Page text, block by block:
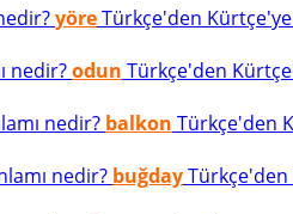
yöreTürkçe'den
nedir?odun Türkçe'den
nedir? balkon Türkçe'den
nedir? buğdayTürkçe'den